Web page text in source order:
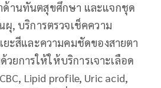
ด้านทันตสุขศึกษา และแจกชุด
, บริการตรวจเช็คความ
ยะสีและความคมชัดของสายตา
วยการให้ให้บริการเจาะเลือด
Lipid profile, Uric acid,